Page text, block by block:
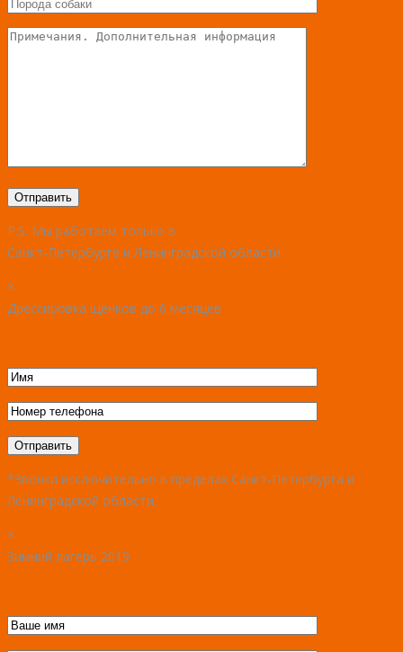
P.S. Мы работаем только в
Санкт-Петербурге и Ленинградской области
×
Дрессировка щенков до 6 месяцев
*Звонки исключительно в пределах Санкт-Петербурга и
Ленинградской области.
×
Зимний лагерь 2019